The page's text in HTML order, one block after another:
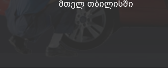
მთელ თბილისში